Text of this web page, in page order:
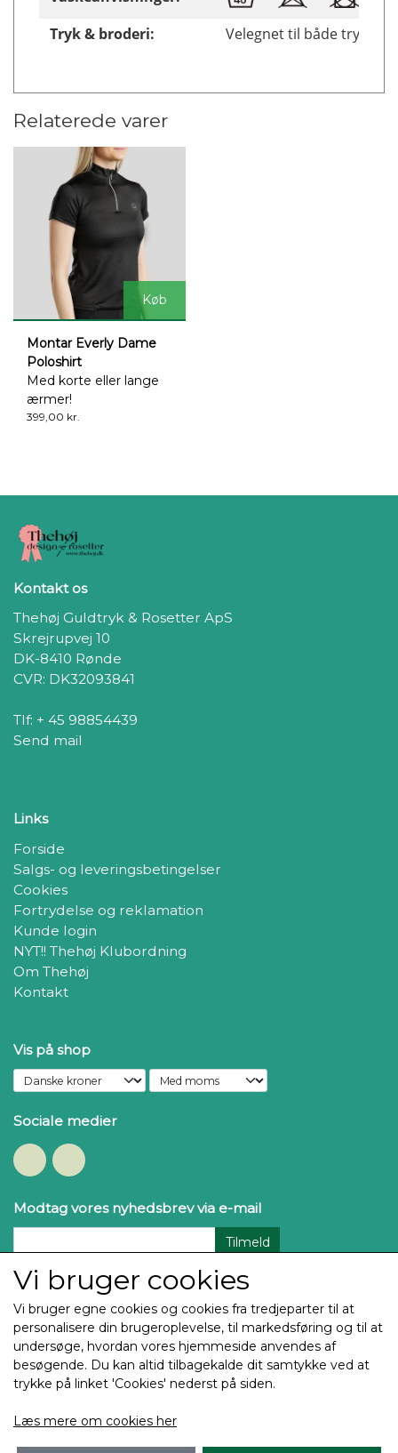
Tryk & broderi:
Velegnet til både tryk &
Relaterede varer
Køb
Montar Everly Dame
Poloshirt
Med korte eller lange
ærmer!
399,00 kr.
Kontakt os
Thehøj Guldtryk & Rosetter ApS
Skrejrupvej 10
DK-8410 Rønde
CVR: DK32093841
Tlf: + 45 98854439
Send mail
Links
Forside
Salgs- og leveringsbetingelser
Cookies
Fortrydelse og reklamation
Kunde login
NYT!! Thehøj Klubordning
Om Thehøj
Kontakt
Vis på shop
Sociale medier
Modtag vores nyhedsbrev via e-mail
Tilmeld
Copyright Thehøj Guldtryk & Rosetter ApS 2025
Alle billeder og tekst på denne side er underlagt
Copyright og enhver brug eller kopiering uden
Vi bruger cookies
Vi bruger egne cookies og cookies fra tredjeparter til at
personalisere din brugeroplevelse, til markedsføring og til at
undersøge, hvordan vores hjemmeside anvendes af
besøgende. Du kan altid tilbagekalde dit samtykke ved at
trykke på linket 'Cookies' nederst på siden.
Læs mere om cookies her